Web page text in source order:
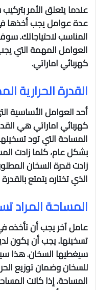
عندما يتعلق الأمر
عدة عوامل يجب أخذها في
المناسب لاحتياجاتك.
العوامل المهمة التي
كهربائي اماراتي.
القدرة الحرارية
أحد العوامل الأساسية
كهربائي اماراتي هي
المساحة التي تود
بشكل عام، كلما زادت
زادت قدرة السخان
الذي تختاره يتمتع بالقدرة
المساحة المراد
عامل آخر يجب أن تأخذه
تسخينها. يجب أن يكون
سيغطيها السخان. هذا
للسخان وضمان توزيع
المساحة. إذا كانت